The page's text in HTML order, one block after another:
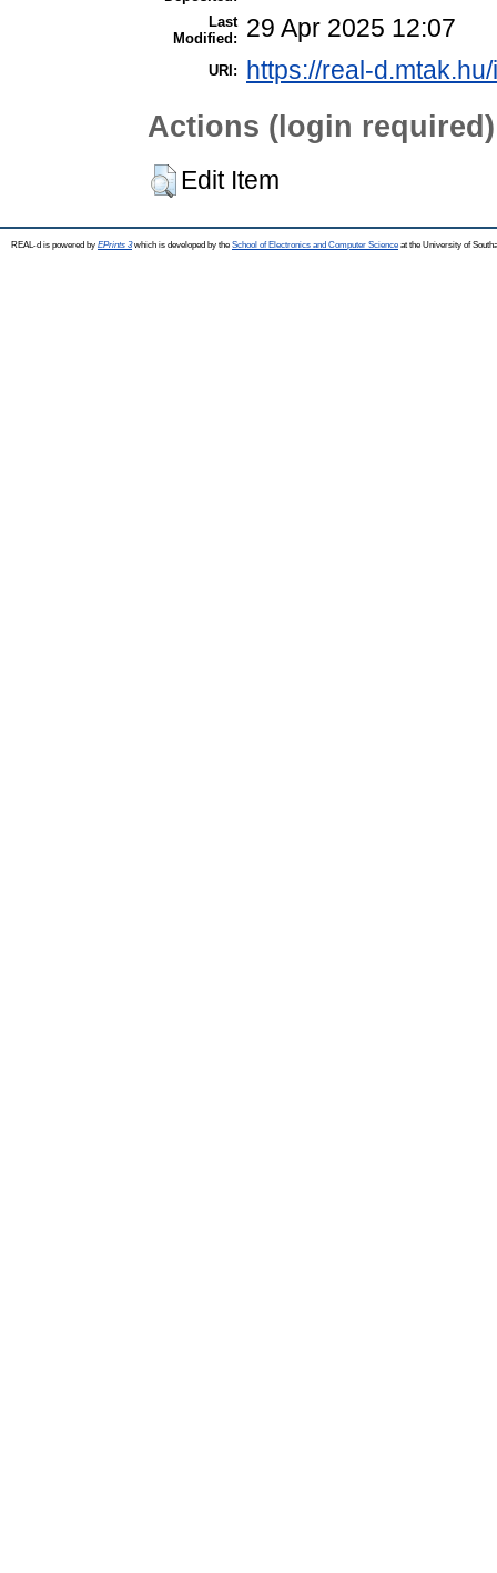
Last
Modified:
29 Apr 2025 12:07
URI: https://real-
Actions (login required)
Edit Item
REAL-d is powered by EPrints 3which is developed by the School of Electronics and Computer Science at the University of